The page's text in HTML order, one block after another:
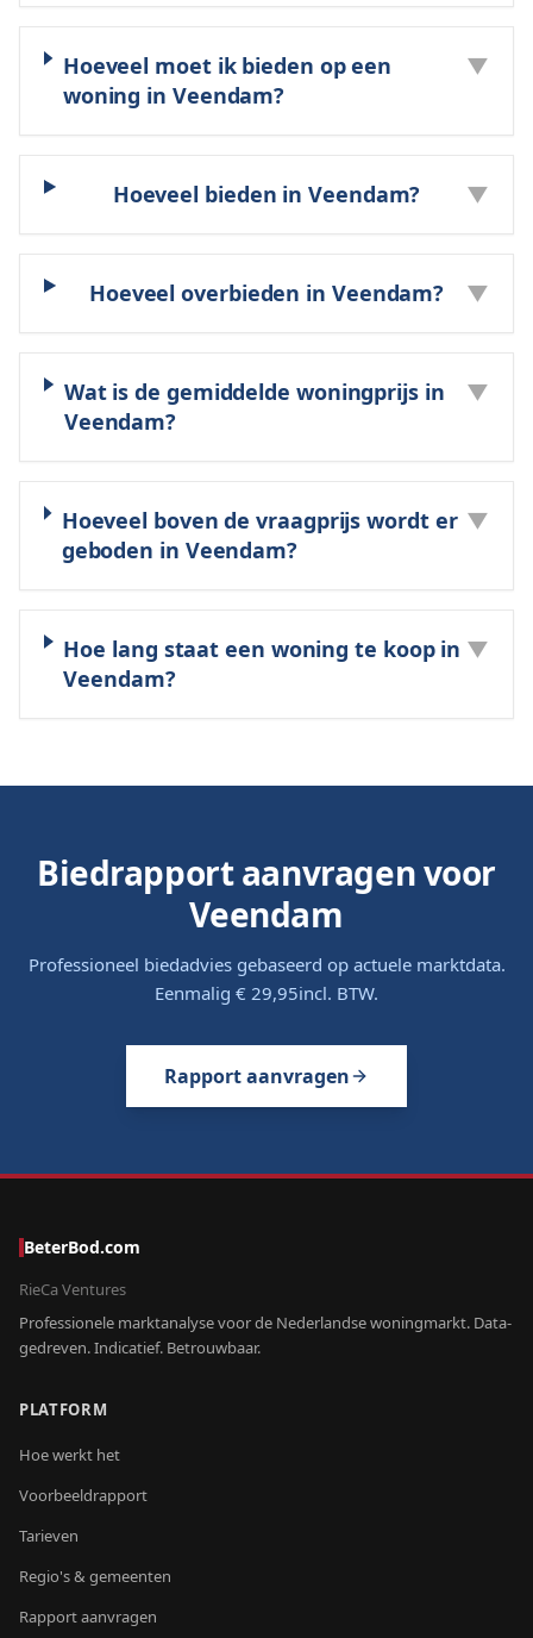
Hoeveel moet ik bieden op een
woning in Veendam?
▼
Hoeveel bieden in Veendam? ▼
Hoeveel overbieden in Veendam? ▼
Wat is de gemiddelde woningprijs in
Veendam?
▼
Hoeveel boven de vraagprijs wordt er
geboden in Veendam?
▼
Hoe lang staat een woning te koop in
Veendam?
▼
Biedrapport aanvragen voor
Veendam
Professioneel biedadvies gebaseerd op actuele marktdata.
Eenmalig € 29,95incl. BTW.
Rapport aanvragen
BeterBod.com
RieCa Ventures
Professionele marktanalyse voor de Nederlandse woningmarkt. Data-
gedreven. Indicatief. Betrouwbaar.
PLATFORM
Hoe werkt het
Voorbeeldrapport
Tarieven
Regio's & gemeenten
Rapport aanvragen